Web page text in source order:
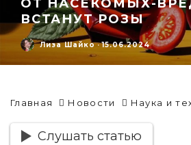
ОТ НАСЕКОМЫХ-
ВСТАНУТ РОЗЫ
Лиза Шайко · 15.06.2024
Главная Новости Наука и
Слушать статью